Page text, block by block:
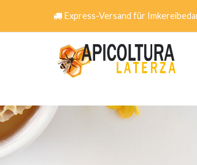
Express-Versand für